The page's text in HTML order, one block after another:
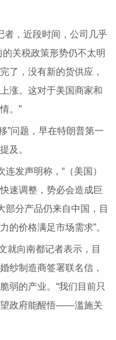
者，近段时间，公司几乎
关税政策形势仍不太明
了，没有新的货供应，
涨。这对于美国商家和
。”
”问题，早在特朗普第一
及。
发声明称，“（美国）
速调整，势必会造成巨
部分产品仍来自中国，目
的价格满足市场需求”。
就向南都记者表示，目
纱制造商签署联名信，
弱的产业。“我们目前只
望政府能醒悟——滥施关